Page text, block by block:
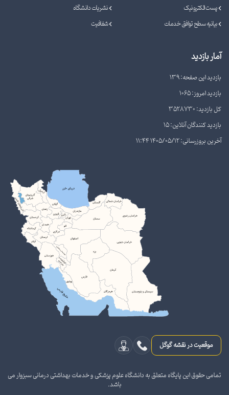
پست الکترونیک
نشریات دانشگاه
بیانیه سطح توافق خدمات
شفافیت
آمار بازدید
بازدید این صفحه: 139
بازدید امروز: 1065
کل بازدید: 3528730
بازدید کنندگان آنلاین: 15
آخرین بروزرسانی: 1405/05/12 11:44
موقعیت در نقشه گوگل
تمامی حقوق این پایگاه متعلق به دانشگاه علوم پزشکی و خدمات بهداشتی درمانی سبزوار می
باشد.